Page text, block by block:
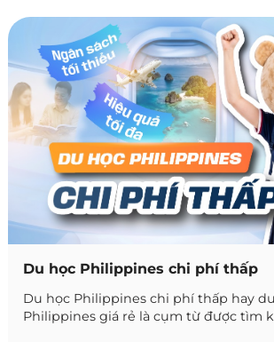
Du học Philippines chi phí thấp
Du học Philippines chi phí thấp hay
Philippines giá rẻ là cụm từ được tìm